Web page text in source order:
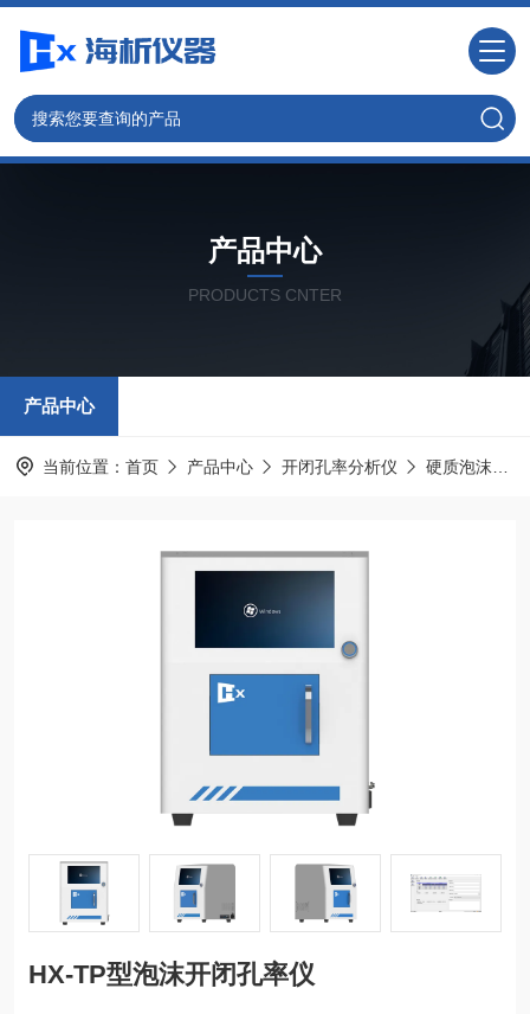
产品中心
PRODUCTS CNTER
产品中心
当前位置： 首页 产品中心 开闭孔率分析仪 硬质泡沫开闭孔率
HX-TP型泡沫开闭孔率仪